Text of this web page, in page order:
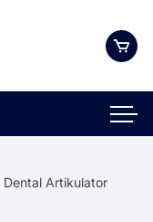
Dental Artikulator